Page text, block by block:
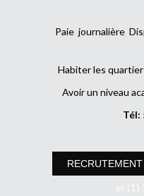
Paie journalière
Habiter les
Avoir un niveau
Tél:
et (1)